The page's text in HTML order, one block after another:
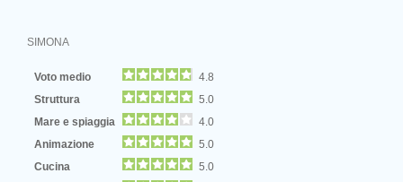
SIMONA
Voto medio
4.8
Struttura
5.0
Mare e spiaggia
4.0
Animazione
5.0
Cucina
5.0